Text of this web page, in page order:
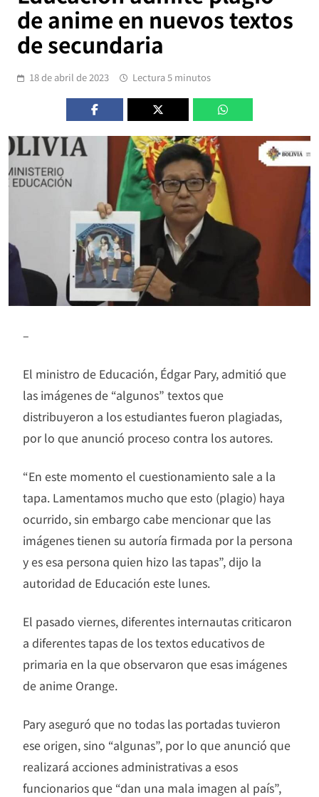
de anime en nuevos textos
de secundaria
18 de abril de 2023 Lectura 5 minutos
–
El ministro de Educación, Édgar Pary, admitió que
las imágenes de “algunos” textos que
distribuyeron a los estudiantes fueron plagiadas,
por lo que anunció proceso contra los autores.
“En este momento el cuestionamiento sale a la
tapa. Lamentamos mucho que esto (plagio) haya
ocurrido, sin embargo cabe mencionar que las
imágenes tienen su autoría firmada por la persona
y es esa persona quien hizo las tapas”, dijo la
autoridad de Educación este lunes.
El pasado viernes, diferentes internautas criticaron
a diferentes tapas de los textos educativos de
primaria en la que observaron que esas imágenes
de anime Orange.
Pary aseguró que no todas las portadas tuvieron
ese origen, sino “algunas”, por lo que anunció que
realizará acciones administrativas a esos
funcionarios que “dan una mala imagen al país”,